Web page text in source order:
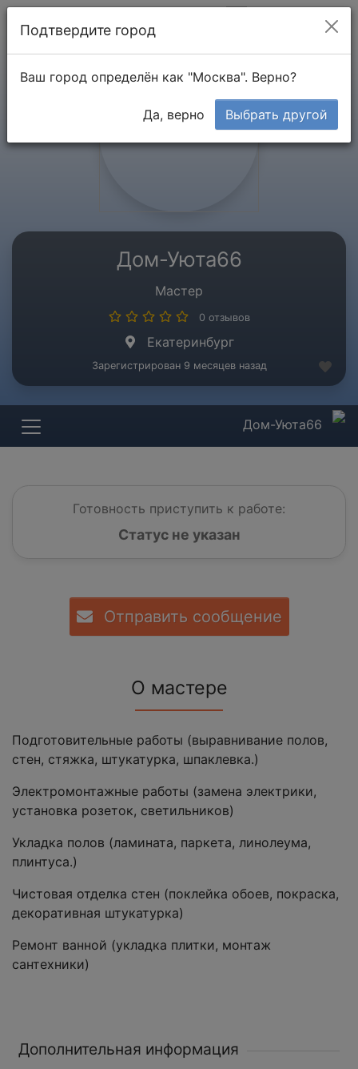
Дом-Уюта66
Мастер
0 отзывов
Екатеринбург
Зарегистрирован 9 месяцев назад
Дом-Уюта66
Готовность приступить к работе:
Статус не указан
Отправить сообщение
О мастере
Подготовительные работы (выравнивание полов,
стен, стяжка, штукатурка, шпаклевка.)
Электромонтажные работы (замена электрики,
установка розеток, светильников)
Укладка полов (ламината, паркета, линолеума,
плинтуса.)
Чистовая отделка стен (поклейка обоев, покраска,
декоративная штукатурка)
Ремонт ванной (укладка плитки, монтаж
сантехники)
Дополнительная информация
Подтвердите город
Ваш город определён как "Москва". Верно?
Да, верно Выбрать другой